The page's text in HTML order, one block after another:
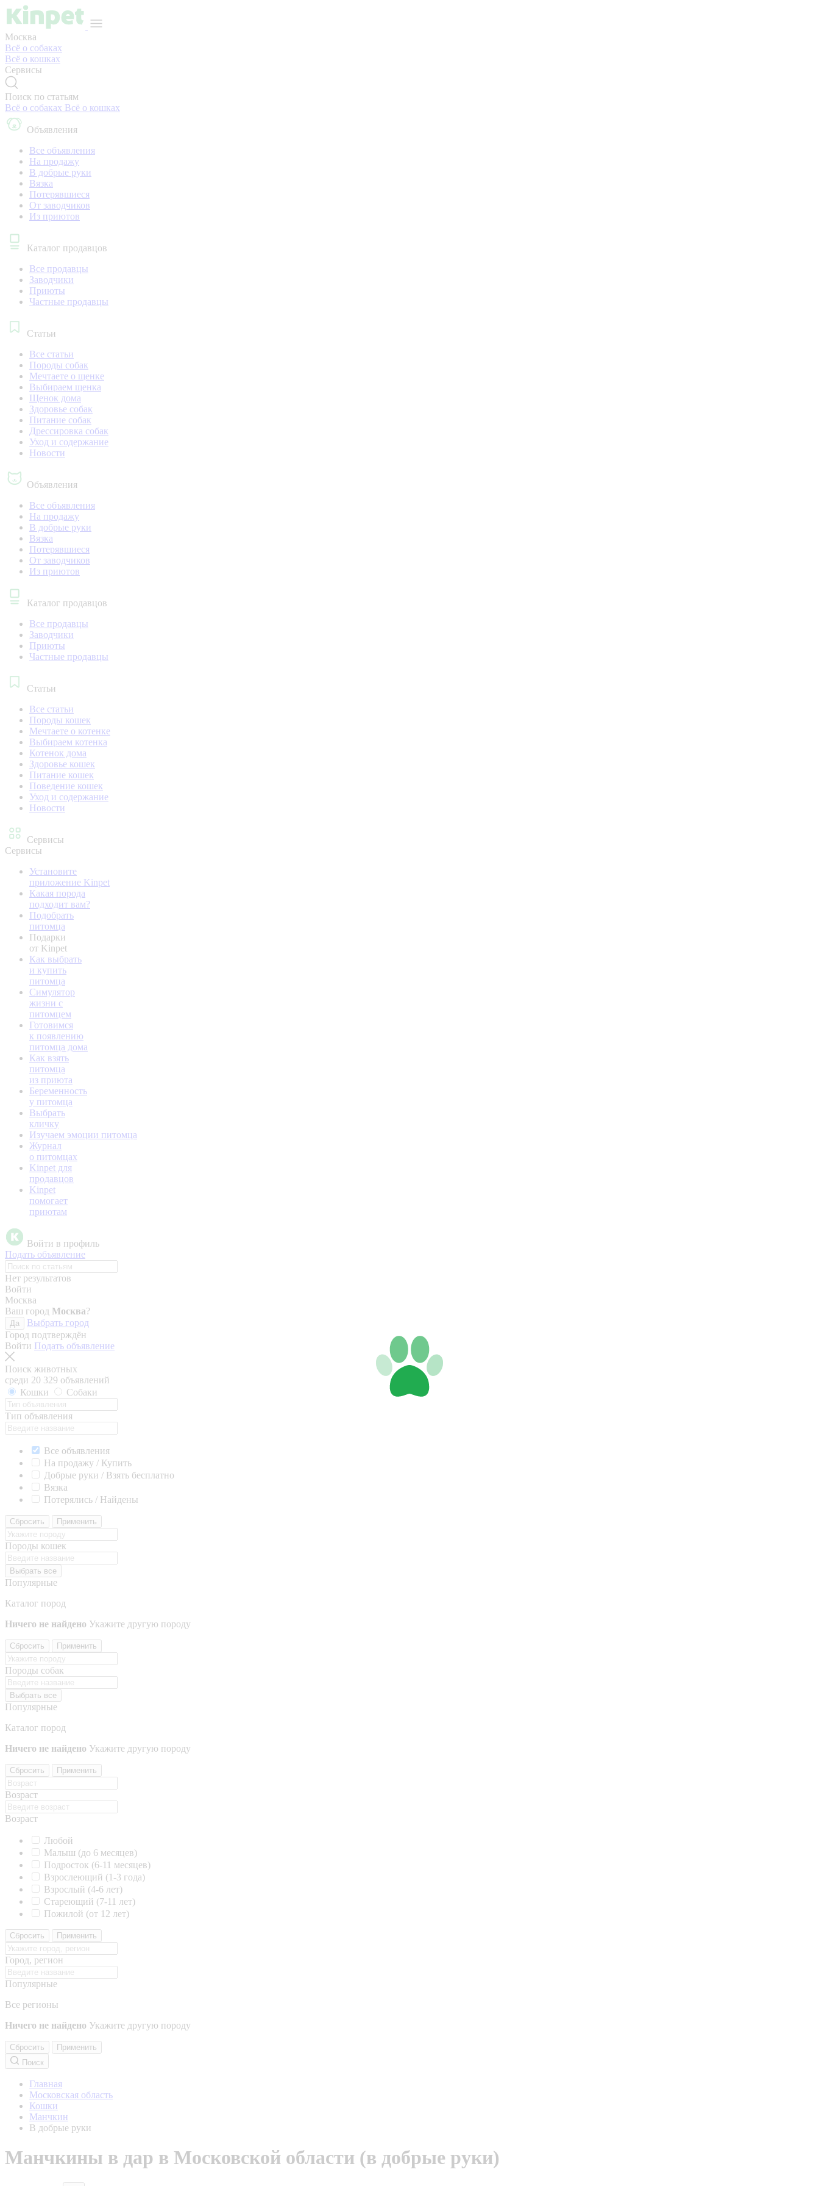
Москва
Всё о собаках
Всё о кошках
Сервисы
Поиск по статьям
Всё о собаках Всё о кошках
Объявления
Все объявления
На продажу
В добрые руки
Вязка
Потерявшиеся
От заводчиков
Из приютов
Каталог продавцов
Все продавцы
Заводчики
Приюты
Частные продавцы
Статьи
Все статьи
Породы собак
Мечтаете о щенке
Выбираем щенка
Щенок дома
Здоровье собак
Питание собак
Дрессировка собак
Уход и содержание
Новости
Объявления
Все объявления
На продажу
В добрые руки
Вязка
Потерявшиеся
От заводчиков
Из приютов
Каталог продавцов
Все продавцы
Заводчики
Приюты
Частные продавцы
Статьи
Все статьи
Породы кошек
Мечтаете о котенке
Выбираем котенка
Котенок дома
Здоровье кошек
Питание кошек
Поведение кошек
Уход и содержание
Новости
Сервисы
Сервисы
Установите
приложение Kinpet
Какая порода
подходит вам?
Подобрать
питомца
Подарки
от Kinpet
Как выбрать
и купить
питомца
Симулятор
жизни с
питомцем
Готовимся
к появлению
питомца дома
Как взять
питомца
из приюта
Беременность
у питомца
Выбрать
кличку
Изучаем эмоции питомца
Журнал
о питомцах
Kinpet для
продавцов
Kinpet
помогает
приютам
Войти в профиль
Подать объявление
Нет результатов
Войти
Москва
Ваш город Москва?
Да
Выбрать город
Город подтверждён
Войти Подать объявление
Поиск животных
среди 20 329 объявлений
Кошки
Собаки
Тип объявления
Все объявления
На продажу / Купить
Добрые руки / Взять бесплатно
Вязка
Потерялись / Найдены
Сбросить Применить
Породы кошек
Выбрать все
Популярные
Каталог пород
Ничего не найдено Укажите другую породу
Сбросить Применить
Породы собак
Выбрать все
Популярные
Каталог пород
Ничего не найдено Укажите другую породу
Сбросить Применить
Возраст
Возраст
Любой
Малыш (до 6 месяцев)
Подросток (6-11 месяцев)
Взрослеющий (1-3 года)
Взрослый (4-6 лет)
Стареющий (7-11 лет)
Пожилой (от 12 лет)
Сбросить Применить
Город, регион
Популярные
Все регионы
Ничего не найдено Укажите другую породу
Сбросить
Применить
Поиск
Главная
Московская область
Кошки
Манчкин
В добрые руки
Манчкины в дар в Московской области (в добрые руки)